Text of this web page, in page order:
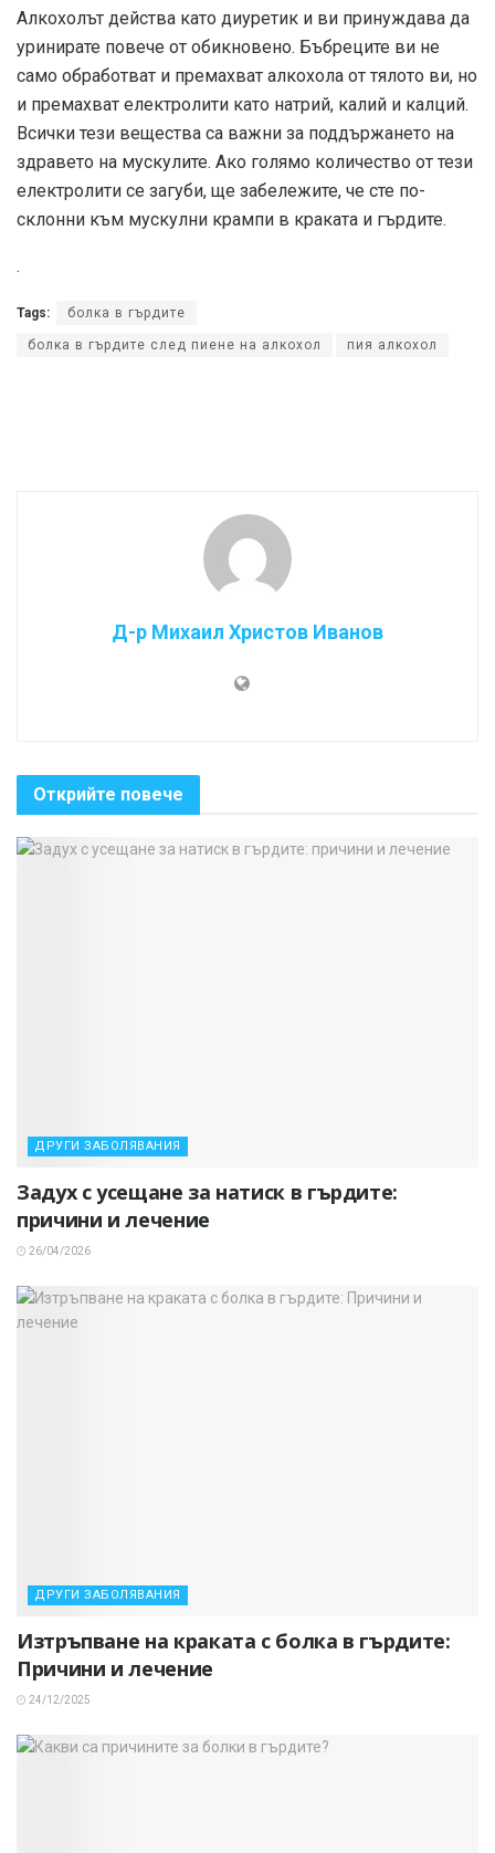
Алкохолът действа като диуретик и ви принуждава да
уринирате повече от обикновено. Бъбреците ви не
само обработват и премахват алкохола от тялото ви, но
и премахват електролити като натрий, калий и калций.
Всички тези вещества са важни за поддържането на
здравето на мускулите. Ако голямо количество от тези
електролити се загуби, ще забележите, че сте по-
склонни към мускулни крампи в краката и гърдите.
.
Tags: болка в гърдите
болка в гърдите след пиене на алкохол пия алкохол
Д-р Михаил Христов Иванов
Открийте повече
ДРУГИ ЗАБОЛЯВАНИЯ
Задух с усещане за натиск в гърдите:
причини и лечение
26/04/2026
ДРУГИ ЗАБОЛЯВАНИЯ
Изтръпване на краката с болка в гърдите:
Причини и лечение
24/12/2025